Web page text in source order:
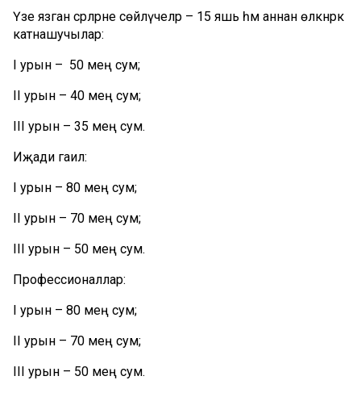
Үзе язган әсәрләрне сөйләүчеләр – 15 яшь һәм аннан өлкәнрәк
катнашучылар:
I урын – 50 мең сум;
II урын – 40 мең сум;
III урын – 35 мең сум.
Иҗади гаилә:
I урын – 80 мең сум;
II урын – 70 мең сум;
III урын – 50 мең сум.
Профессионаллар:
I урын – 80 мең сум;
II урын – 70 мең сум;
III урын – 50 мең сум.